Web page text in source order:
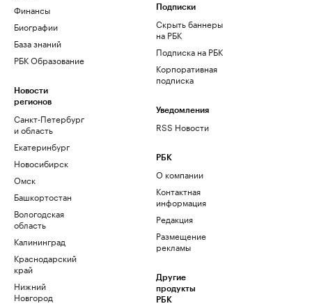
Финансы
Биографии
База знаний
РБК Образование
Новости
регионов
Санкт-Петербург
и область
Екатеринбург
Новосибирск
Омск
Башкортостан
Вологодская
область
Калининград
Краснодарский
край
Нижний
Новгород
Подписки
Скрыть баннеры
на РБК
Подписка на РБК
Корпоративная
подписка
Уведомления
RSS Новости
РБК
О компании
Контактная
информация
Редакция
Размещение
рекламы
Другие
продукты
РБК